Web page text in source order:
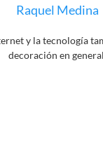
Raquel Medina
y la tecnología
decoración en